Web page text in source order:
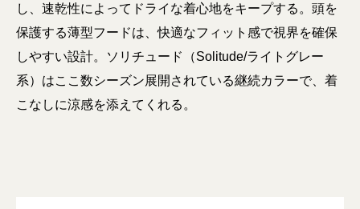
し、速乾性によってドライな着心地をキープする。頭を
保護する薄型フードは、快適なフィット感で視界を確保
しやすい設計。ソリチュード（Solitude/ライトグレー
系）はここ数シーズン展開されている継続カラーで、着
こなしに涼感を添えてくれる。